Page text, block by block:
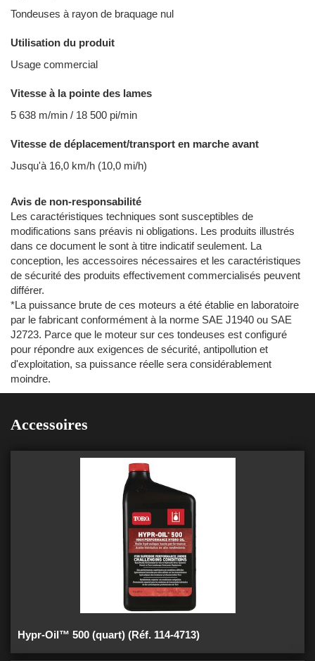
Tondeuses à rayon de braquage nul
Utilisation du produit
Usage commercial
Vitesse à la pointe des lames
5 638 m/min / 18 500 pi/min
Vitesse de déplacement/transport en marche avant
Jusqu'à 16,0 km/h (10,0 mi/h)
Avis de non-responsabilité
Les caractéristiques techniques sont susceptibles de
modifications sans préavis ni obligations. Les produits illustrés
dans ce document le sont à titre indicatif seulement. La
conception, les accessoires nécessaires et les caractéristiques
de sécurité des produits effectivement commercialisés peuvent
différer.
*La puissance brute de ces moteurs a été établie en laboratoire
par le fabricant conformément à la norme SAE J1940 ou SAE
J2723. Parce que le moteur sur ces tondeuses est configuré
pour répondre aux exigences de sécurité, antipollution et
d'exploitation, sa puissance réelle sera considérablement
moindre.
Accessoires
Hypr-Oil™ 500 (quart) (Réf. 114-4713)